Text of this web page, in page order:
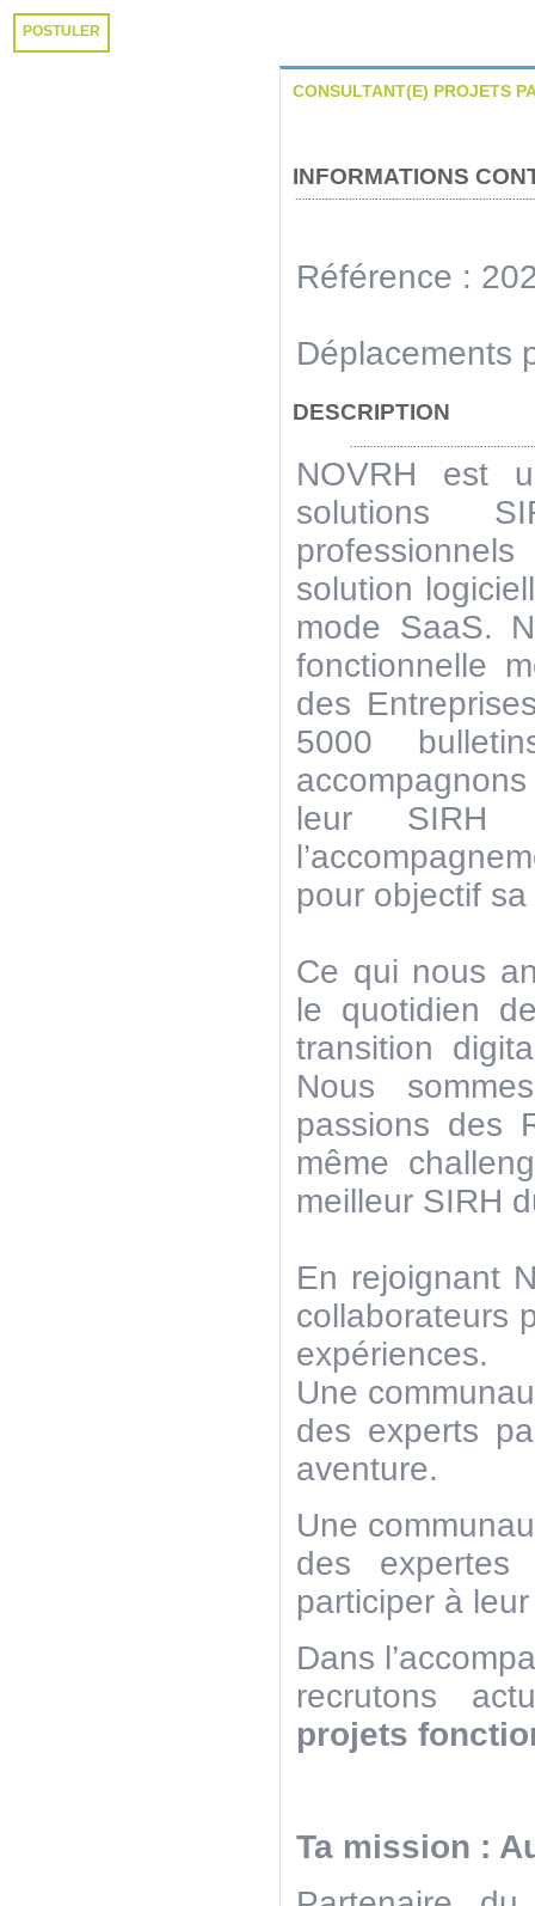
POSTULER
CONSULTANT(E) PROJETS
INFORMATIONS
Référence :
Déplacements
DESCRIPTION
NOVRH est
solutions
solution
mode SaaS.
fonctionnelle
des
5000
leur
pour objectif
Ce qui nous
le quotidien
transition
Nous
passions des
même
meilleur SIRH
En rejoignant
collaborateurs
expériences.
Une
des experts
aventure.
Une
des
participer à
Dans
recrutons
projets
Ta mission :